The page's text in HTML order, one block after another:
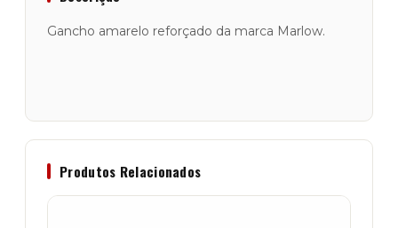
Guincho
Gancho amarelo reforçado da marca Marlow.
Produtos Relacionados